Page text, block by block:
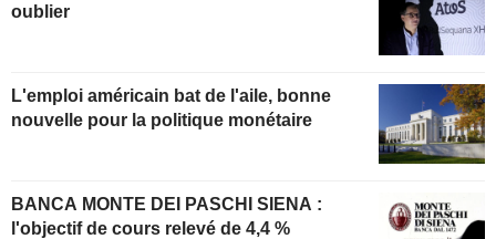
oublier
L'emploi américain bat de l'aile, bonne
nouvelle pour la politique monétaire
BANCA MONTE DEI PASCHI SIENA :
l'objectif de cours relevé de 4,4 %